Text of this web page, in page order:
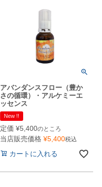
アバンダンスフロー（豊か
さの循環）・アルケミーエ
ッセンス
New !!
定価 ¥5,400のところ
当店販売価格 ¥5,400税込
カートに入れる